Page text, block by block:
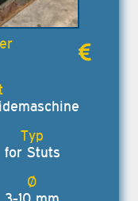
for Stuts